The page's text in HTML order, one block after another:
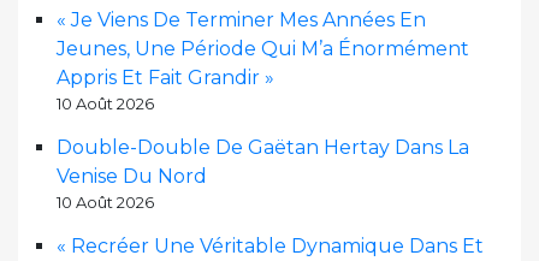
« Je Viens De Terminer Mes Années En
Jeunes, Une Période Qui M’a Énormément
Appris Et Fait Grandir »
10 Août 2026
Double-Double De Gaëtan Hertay Dans La
Venise Du Nord
10 Août 2026
« Recréer Une Véritable Dynamique Dans Et